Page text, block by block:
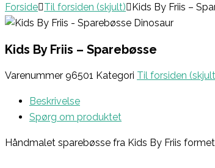
Forside Til forsiden (skjult) Kids By Friis –
Kids By Friis – Sparebøsse
Varenummer 96501 Kategori Til forsiden
Beskrivelse
Spørg om produktet
Håndmalet sparebøsse fra Kids By Friis